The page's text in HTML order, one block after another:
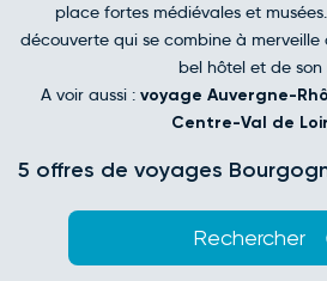
place fortes médiévales et
découverte qui se combine à
bel hôtel et de son
A voir aussi : voyage Auvergne-
Centre-Val de
5 offres de voyages
Rechercher